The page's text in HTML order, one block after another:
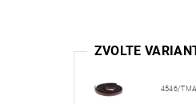
ZVOLTE
4546/TMA